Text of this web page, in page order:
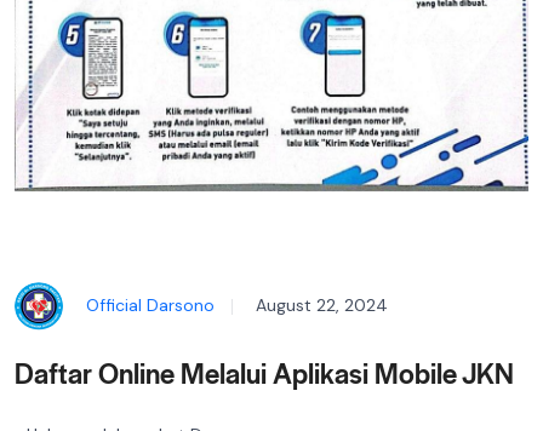
Official Darsono August 22, 2024
Daftar Online Melalui Aplikasi Mobile JKN